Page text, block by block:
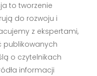
to tworzenie
do rozwoju i
z ekspertami,
publikowanych
o czytelnikach
informacji